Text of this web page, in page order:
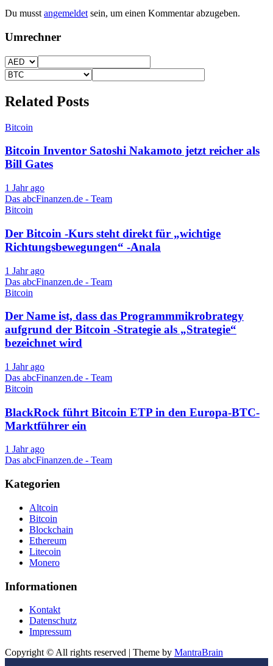
Du musstangemeldetsein, um einen Kommentar abzugeben.
Umrechner
Related Posts
Bitcoin
Bitcoin Inventor Satoshi Nakamoto jetzt reicher als
Bill Gates
1 Jahr ago
Das abcFinanzen.de - Team
Bitcoin
Der Bitcoin -Kurs steht direkt für „wichtige
Richtungsbewegungen“ -Anala
1 Jahr ago
Das abcFinanzen.de - Team
Bitcoin
Der Name ist, dass das Programmmikrobrategy
aufgrund der Bitcoin -Strategie als „Strategie“
bezeichnet wird
1 Jahr ago
Das abcFinanzen.de - Team
Bitcoin
BlackRock führt Bitcoin ETP in den Europa-BTC-
Marktführer ein
1 Jahr ago
Das abcFinanzen.de - Team
Kategorien
Altcoin
Bitcoin
Blockchain
Ethereum
Litecoin
Monero
Informationen
Kontakt
Datenschutz
Impressum
Copyright © All rights reserved | Theme by MantraBrain